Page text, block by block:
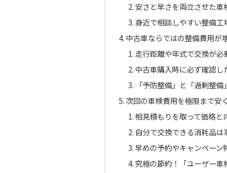
安さと早さを両立させた車
身近で相談しやすい整備
中古車ならではの整備費用が
走行距離や年式で交換が
中古車購入時に必ず確認
「予防整備」と「過剰整
次回の車検費用を極限まで安
相見積もりを取って価格と
自分で交換できる消耗品
早めの予約やキャンペーン
究極の節約！「ユーザー